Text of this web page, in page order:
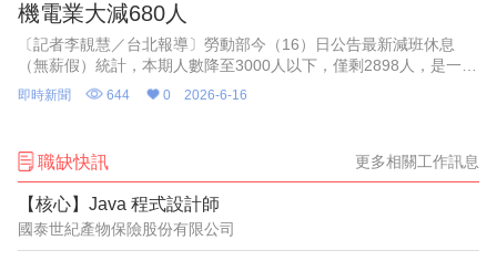
機電業大減680人
〔記者李靚慧／台北報導〕勞動部今（16）日公告最新減班休息
（無薪假）統計，本期人數降至3000人以下，僅剩2898人，是一年
來新低紀錄；其中91%、2639人集中在製造業，更有194家事業單
位表達受美
即時新聞 644 0 2026-6-16
職缺快訊 更多相關工作訊息
【核心】Java 程式設計師
國泰世紀產物保險股份有限公司